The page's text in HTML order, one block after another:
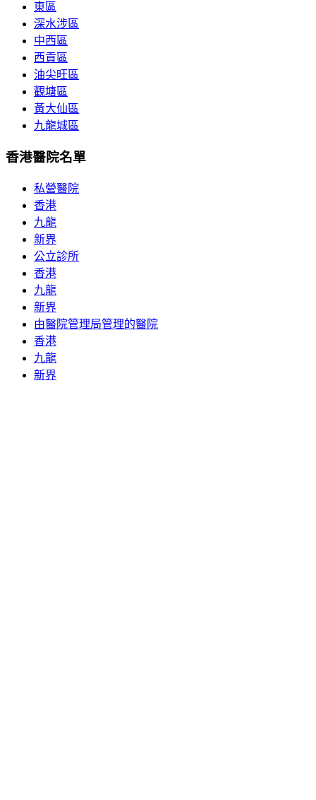
東區
深水涉區
中西區
西貢區
油尖旺區
觀塘區
黃大仙區
九龍城區
香港醫院名單
私營醫院
香港
九龍
新界
公立診所
香港
九龍
新界
由醫院管理局管理的醫院
香港
九龍
新界